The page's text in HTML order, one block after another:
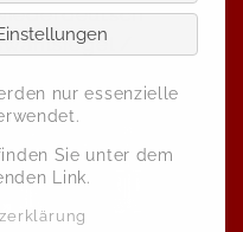
nur essenzielle
Sie unter dem
Link.
/